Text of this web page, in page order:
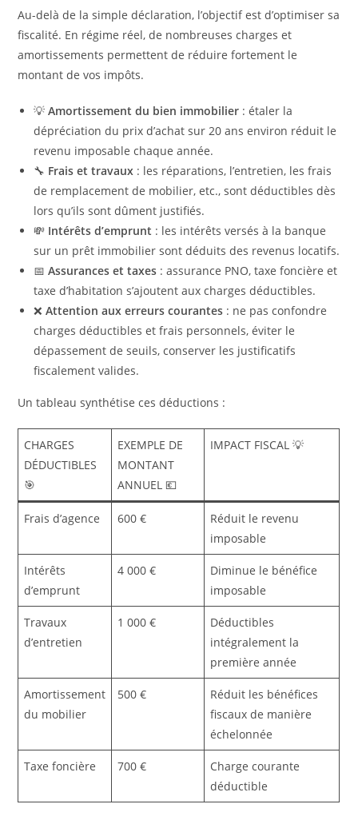
Au-delà de la simple déclaration, l’objectif est d’optimiser sa
fiscalité. En régime réel, de nombreuses charges et
amortissements permettent de réduire fortement le
montant de vos impôts.
💡Amortissement du bien immobilier : étaler la
dépréciation du prix d’achat sur 20 ans environ réduit le
revenu imposable chaque année.
🔧 Frais et travaux : les réparations, l’entretien, les frais
de remplacement de mobilier, etc., sont déductibles dès
lors qu’ils sont dûment justifiés.
💸 Intérêts d’emprunt : les intérêts versés à la banque
sur un prêt immobilier sont déduits des revenus locatifs.
📅Assurances et taxes : assurance PNO, taxe foncière et
taxe d’habitation s’ajoutent aux charges déductibles.
❌Attention aux erreurs courantes : ne pas confondre
charges déductibles et frais personnels, éviter le
dépassement de seuils, conserver les justificatifs
fiscalement valides.
Un tableau synthétise ces déductions :
CHARGES
DÉDUCTIBLES
🎯
EXEMPLE DE
MONTANT
ANNUEL 💶
IMPACT FISCAL 💡
Frais d’agence 600 €
Réduit le revenu
imposable
Intérêts
d’emprunt
4 000 €
Diminue le bénéfice
imposable
Travaux
d’entretien
1 000 €
Déductibles
intégralement la
première année
Amortissement
du mobilier
500 €
Réduit les bénéfices
fiscaux de manière
échelonnée
Taxe foncière 700 €
Charge courante
déductible